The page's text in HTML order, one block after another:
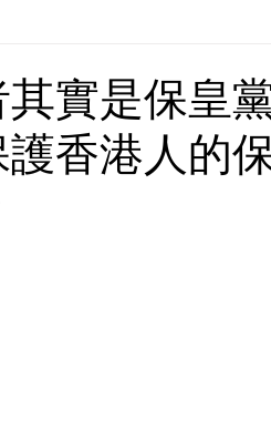
Pandemic & Health | 流行病 &
實是保皇
香港人的